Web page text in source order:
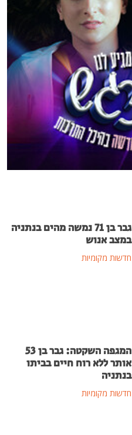
גבר בן 71 נמשה מהים בנתניה
במצב אנוש
חדשות מקומיות
המגפה השקטה: גבר בן 53
אותר ללא רוח חיים בביתו
בנתניה
חדשות מקומיות